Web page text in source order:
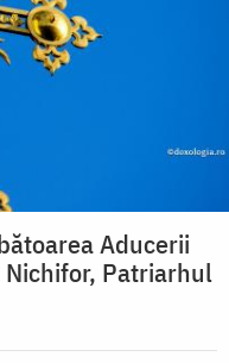
Aducerii
Patriarhul